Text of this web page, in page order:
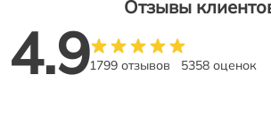
Отзывы
4.91799 отзывов 5358 оценок